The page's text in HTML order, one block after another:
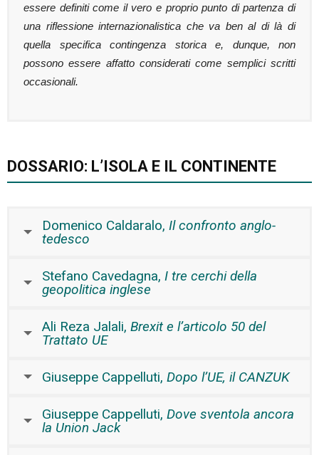
essere definiti come il vero e proprio punto di partenza di
una riflessione internazionalistica che va ben al di là di
quella specifica contingenza storica e, dunque, non
possono essere affatto considerati come semplici scritti
occasionali.
DOSSARIO: L’ISOLA E IL CONTINENTE
Domenico Caldaralo, Il confronto anglo-
tedesco
Stefano Cavedagna, I tre cerchi della
geopolitica inglese
Ali Reza Jalali, Brexit e l’articolo 50 del
Trattato UE
Giuseppe Cappelluti, Dopo l’UE, il CANZUK
Giuseppe Cappelluti, Dove sventola ancora
la Union Jack